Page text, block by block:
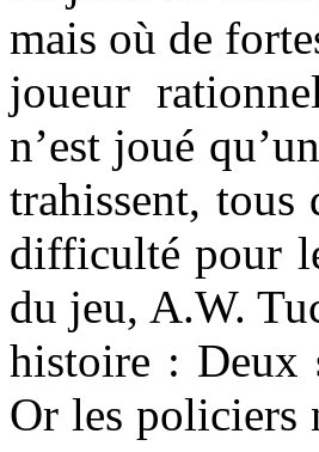
mais où de
joueur
n’est joué
trahissent, tous
difficulté pour
du jeu, A.W.
histoire : Deux
Or les policiers